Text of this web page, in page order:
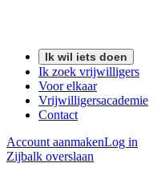
Ik wil iets doen
Ik zoek vrijwilligers
Voor elkaar
Vrijwilligersacademie
Contact
Account aanmakenLog in
Zijbalk overslaan